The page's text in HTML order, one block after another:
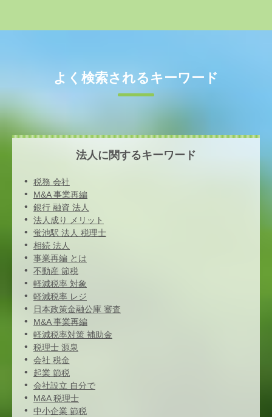
よく検索されるキーワード
法人に関するキーワード
税務 会社
M&A 事業再編
銀行 融資 法人
法人成り メリット
蛍池駅 法人 税理士
相続 法人
事業再編 とは
不動産 節税
軽減税率 対象
軽減税率 レジ
日本政策金融公庫 審査
M&A 事業再編
軽減税率対策 補助金
税理士 源泉
会社 税金
起業 節税
会社設立 自分で
M&A 税理士
中小企業 節税